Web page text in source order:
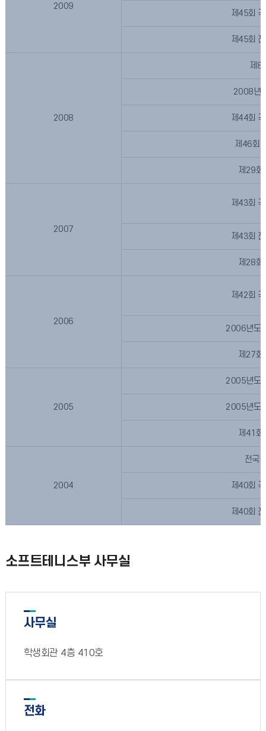
2009
제45회
제45회
2008
제
2008년
제44회
제46회
제29회
2007
제43회
제43회
제28회
2006
제42회
2006년도
제27회
2005
2005년도
2005년도
제41회
2004
전국
제40회
제40회
소프트테니스부 사무실
사무실
학생회관 4층 410호
전화